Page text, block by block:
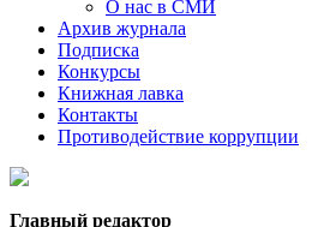
О нас в СМИ
Архив журнала
Подписка
Конкурсы
Книжная лавка
Контакты
Противодействие коррупции
Главный редактор